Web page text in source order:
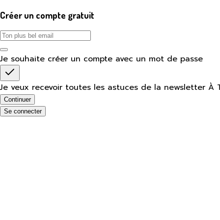
Créer un compte gratuit
Je souhaite créer un compte avec un mot de passe
Je veux recevoir toutes les astuces de la newsletter À
Continuer
Se connecter